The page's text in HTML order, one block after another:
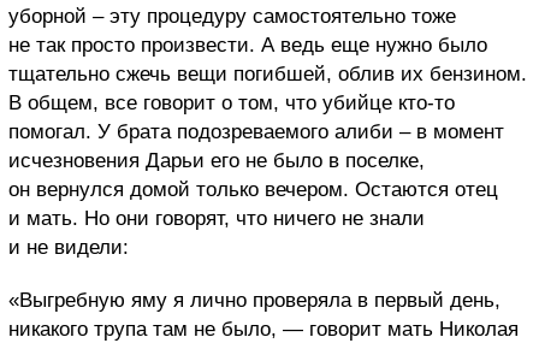
уборной – эту процедуру самостоятельно тоже
не так просто произвести. А ведь еще нужно было
тщательно сжечь вещи погибшей, облив их бензином.
В общем, все говорит о том, что убийце кто-то
помогал. У брата подозреваемого алиби – в момент
исчезновения Дарьи его не было в поселке,
он вернулся домой только вечером. Остаются отец
и мать. Но они говорят, что ничего не знали
и не видели:
«Выгребную яму я лично проверяла в первый день,
никакого трупа там не было, — говорит мать Николая